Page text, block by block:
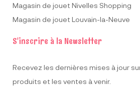
Magasin de jouet Nivelles Shopping
Magasin de jouet Louvain-la-Neuve
S'inscrire à la Newsletter
Recevez les dernières mises à jour
produits et les ventes à venir.